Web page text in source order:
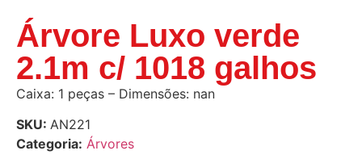
Árvore Luxo verde
2.1m c/ 1018 galhos
Caixa: 1 peças – Dimensões: nan
SKU: AN221
Categoria: Árvores